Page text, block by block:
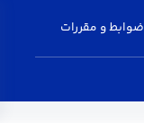
ضوابط و مقررات